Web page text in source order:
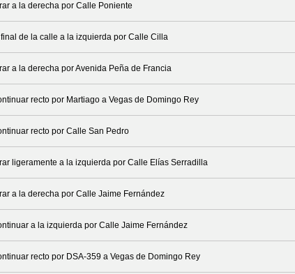
a la derecha por Calle Poniente
de la calle a la izquierda por Calle Cilla
a la derecha por Avenida Peña de Francia
recto por Martiago a Vegas de Domingo Rey
recto por Calle San Pedro
ligeramente a la izquierda por Calle Elías Serradilla
a la derecha por Calle Jaime Fernández
a la izquierda por Calle Jaime Fernández
recto por DSA-359 a Vegas de Domingo Rey